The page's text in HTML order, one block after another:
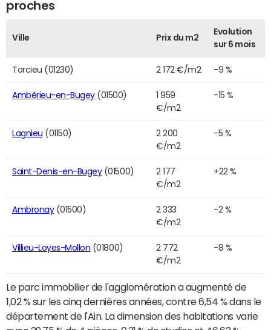
proches
Ville Prix du m2
Evolution
sur 6 mois
Torcieu (01230) 2 172 €/m2 -9 %
Ambérieu-en-Bugey(01500)
1 959
€/m2
-15 %
Lagnieu (01150)
2 200
€/m2
-5 %
Saint-Denis-en-Bugey(01500)
2 177
€/m2
+22 %
Ambronay(01500)
2 333
€/m2
-2 %
Villieu-Loyes-Mollon (01800)
2 772
€/m2
-8 %
Le parc immobilier de l'agglomération a augmenté de
1,02 % sur les cinq dernières années, contre 6,54 % dans le
département de l'Ain. La dimension des habitations varie